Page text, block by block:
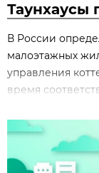
Таунхаусы
В России
малоэтажных
управления
время